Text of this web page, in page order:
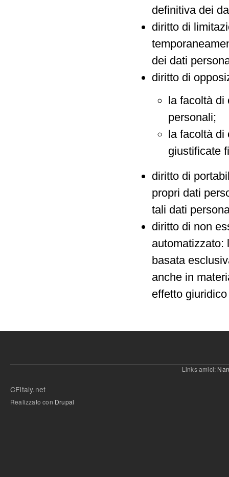
definitiva dei
diritto di
dei dati
diritto di
la facoltà
personali;
la facoltà
giustificate
diritto di
propri dati
tali dati
diritto di non
automatizzato:
basata
anche in
effetto
Links amici:
CFItaly.net
Realizzato con Drupal